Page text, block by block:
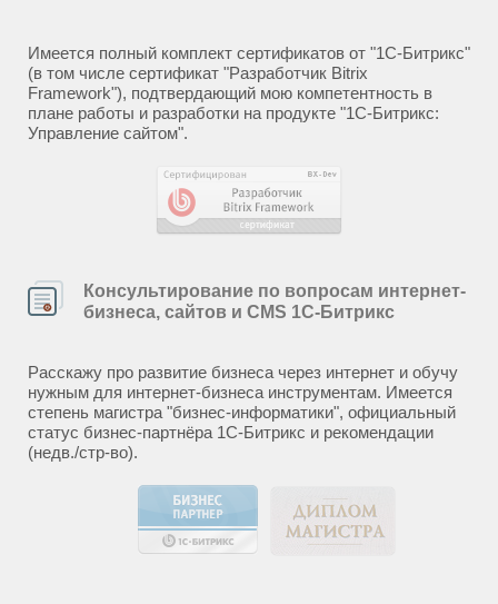
Имеется полный комплект сертификатов от "1С-Битрикс"
(в том числе сертификат "Разработчик Bitrix
Framework"), подтвердающий мою компетентность в
плане работы и разработки на продукте "1С-Битрикс:
Управление сайтом".
Консультирование по вопросам интернет-
бизнеса, сайтов и CMS 1С-Битрикс
Расскажу про развитие бизнеса через интернет и обучу
нужным для интернет-бизнеса инструментам. Имеется
степень магистра "бизнес-информатики", официальный
статус бизнес-партнёра 1С-Битрикс и рекомендации
(недв./стр-во).